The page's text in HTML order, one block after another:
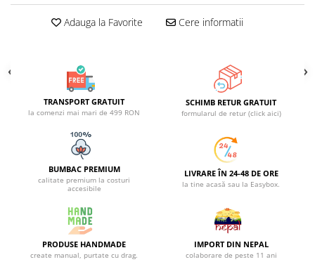
Adauga la Favorite Cere informatii
TRANSPORT GRATUIT
la comenzi mai mari de 499 RON
SCHIMB RETUR GRATUIT
formularul de retur (click aici)
BUMBAC PREMIUM
calitate premium la costuri
accesibile
LIVRARE ÎN 24-48 DE ORE
la tine acasă sau la Easybox.
PRODUSE HANDMADE
create manual, purtate cu drag.
IMPORT DIN NEPAL
colaborare de peste 11 ani